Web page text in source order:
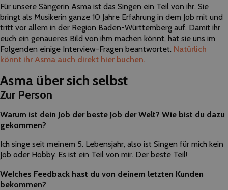
Für unsere Sängerin Asma ist das Singen ein Teil von ihr. Sie
bringt als Musikerin ganze 10 Jahre Erfahrung in dem Job mit und
tritt vor allem in der Region Baden-Württemberg auf. Damit ihr
euch ein genaueres Bild von ihm machen könnt, hat sie uns im
Folgenden einige Interview-Fragen beantwortet. Natürlich
könnt ihr Asma auch direkt hier buchen.
Asma über sich selbst
Zur Person
Warum ist dein Job der beste Job der Welt? Wie bist du dazu
gekommen?
Ich singe seit meinem 5. Lebensjahr, also ist Singen für mich kein
Job oder Hobby. Es ist ein Teil von mir. Der beste Teil!
Welches Feedback hast du von deinem letzten Kunden
bekommen?